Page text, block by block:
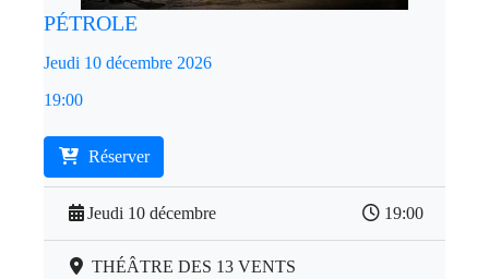
PÉTROLE
Jeudi 10 décembre 2026
19:00
Réserver
Jeudi 10 décembre 19:00
THÉÂTRE DES 13 VENTS